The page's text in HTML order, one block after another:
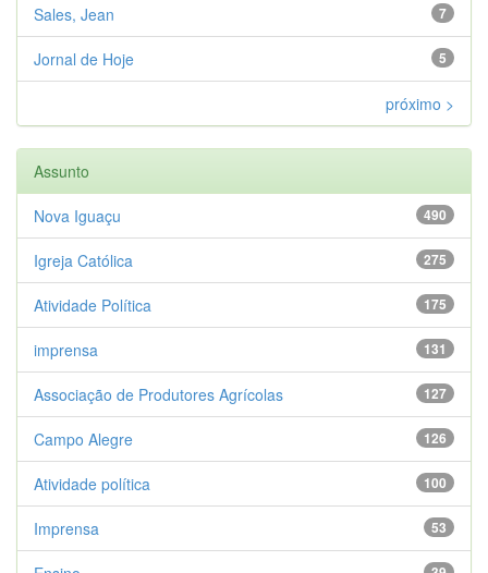
7
Sales, Jean
5
Jornal de Hoje
próximo >
Assunto
490
Nova Iguaçu
275
Igreja Católica
175
Atividade Política
131
imprensa
127
Associação de Produtores Agrícolas
126
Campo Alegre
100
Atividade política
53
Imprensa